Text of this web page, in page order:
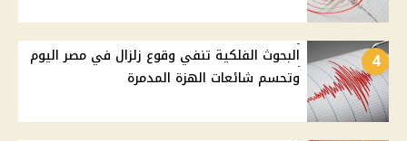
4
البحوث الفلكية تنفي وقوع زلزال في مصر اليوم
وتحسم شائعات الهزة المدمرة